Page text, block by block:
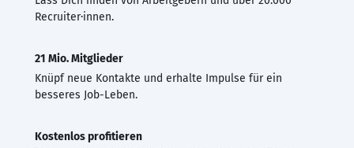
Recruiter·innen.
21 Mio. Mitglieder
Knüpf neue Kontakte und erhalte Impulse für ein
besseres Job-Leben.
Kostenlos profitieren